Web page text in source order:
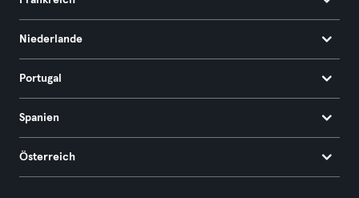
Niederlande
Portugal
Spanien
Österreich